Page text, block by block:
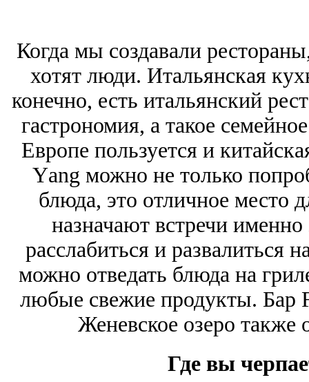
Когда мы создавали
хотят люди. Итальянская
конечно, есть итальянский
гастрономия, а такое
Европе пользуется и
Yаng можно не только
блюда, это отличное место
назначают встречи
расслабиться и развалиться
можно отведать блюда на
любые свежие продукты. Бар
Женевское озеро также
Где вы